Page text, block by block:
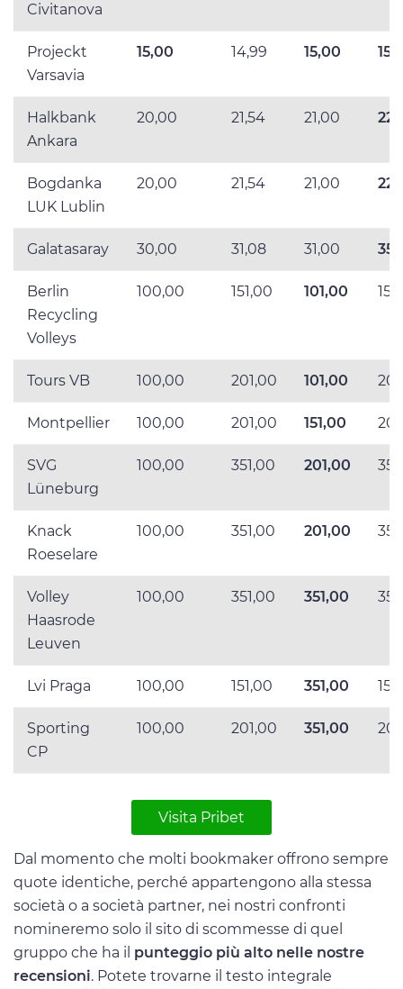
Civitanova
Projeckt
Varsavia
15,00 14,99 15,00
Halkbank
Ankara
20,00 21,54 21,00
Bogdanka
LUK Lublin
20,00 21,54 21,00
Galatasaray 30,00 31,08 31,00
Berlin
Recycling
Volleys
100,00 151,00 101,00
Tours VB 100,00 201,00 101,00
Montpellier 100,00 201,00 151,00
SVG
Lüneburg
100,00 351,00 201,00
Knack
Roeselare
100,00 351,00 201,00
Volley
Haasrode
Leuven
100,00 351,00 351,00
Lvi Praga 100,00 151,00 351,00
Sporting
CP
100,00 201,00 351,00
Visita Pribet
Dal momento che molti bookmaker offrono sempre
quote identiche, perché appartengono alla stessa
società o a società partner, nei nostri confronti
nomineremo solo il sito di scommesse di quel
gruppo che ha il punteggio più alto nelle nostre
recensioni. Potete trovarne il testo integrale